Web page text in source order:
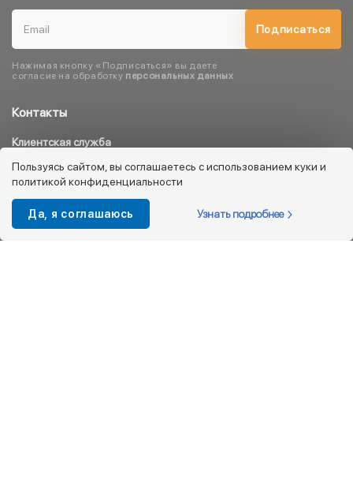
Контакты
Клиентская служба
8 800 333 08 45
info@kotofey.ru
Магазины в Москва (50)
Подписаться
Нажимая кнопку «Подписаться» вы даете
согласие на обработку персональных данных
Пользуясь сайтом, вы соглашаетесь с использованием куки и
политикой конфиденциальности
Да, я соглашаюсь Узнать подробнее